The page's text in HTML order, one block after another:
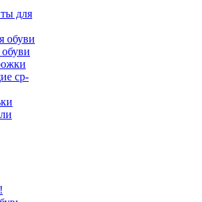
для
обуви
ср-